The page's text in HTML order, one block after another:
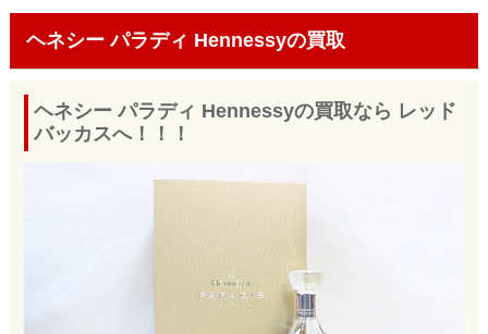
ヘネシー パラディ Hennessyの買取
ヘネシー パラディ Hennessyの買取なら レッド
バッカスへ！！！